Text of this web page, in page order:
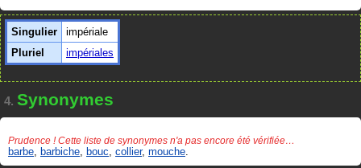
Singulier
impériale
Pluriel
impériales
4. Synonymes
Prudence ! Cette liste de synonymes n'a pas encore été vérifiée…
barbe barbiche bouc collier, mouche